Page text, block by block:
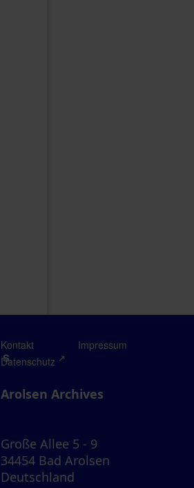
Kontakt
Impressum
Datenschutz
Arolsen Archives
Große Allee 5 - 9
34454 Bad Arolsen
Deutschland